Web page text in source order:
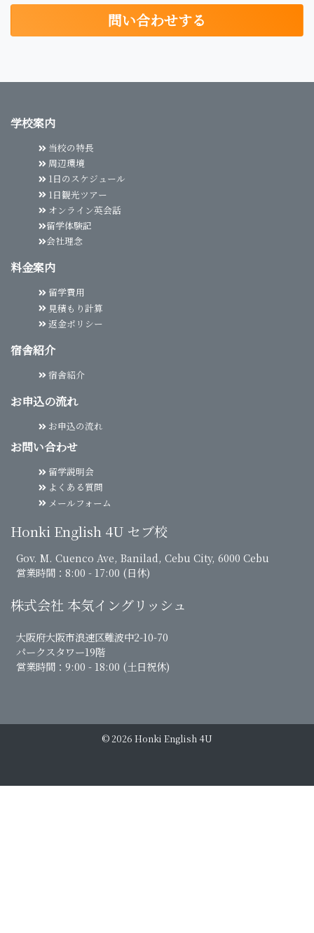
問い合わせする
学校案内
当校の特長
周辺環境
1日のスケジュール
1日観光ツアー
オンライン英会話
留学体験記
会社理念
料金案内
留学費用
見積もり計算
返金ポリシー
宿舎紹介
宿舎紹介
お申込の流れ
お申込の流れ
お問い合わせ
留学説明会
よくある質問
メールフォーム
Honki English 4U セブ校
Gov. M. Cuenco Ave, Banilad, Cebu City, 6000 Cebu
営業時間：8:00 - 17:00 (日休)
株式会社 本気イングリッシュ
大阪府大阪市浪速区難波中2-10-70
パークスタワー19階
営業時間：9:00 - 18:00 (土日祝休)
© 2026 Honki English 4U